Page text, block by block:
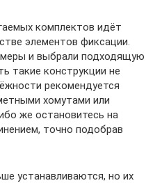
комплектов идёт
элементов фиксации.
и выбрали подходящую
такие конструкции не
рекомендуется
хомутами или
же остановитесь на
точно подобрав
устанавливаются, но их